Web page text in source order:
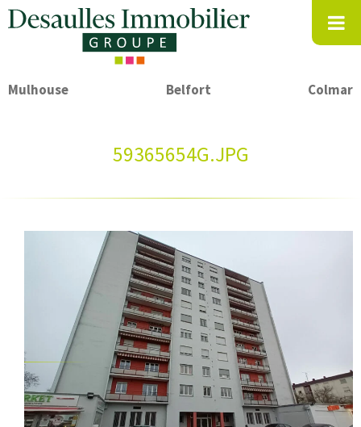
Mulhouse Belfort Colmar
59365654G.JPG